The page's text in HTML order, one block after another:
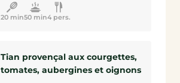
20 min50 min4 pers.
Tian provençal aux courgettes,
tomates, aubergines et oignons